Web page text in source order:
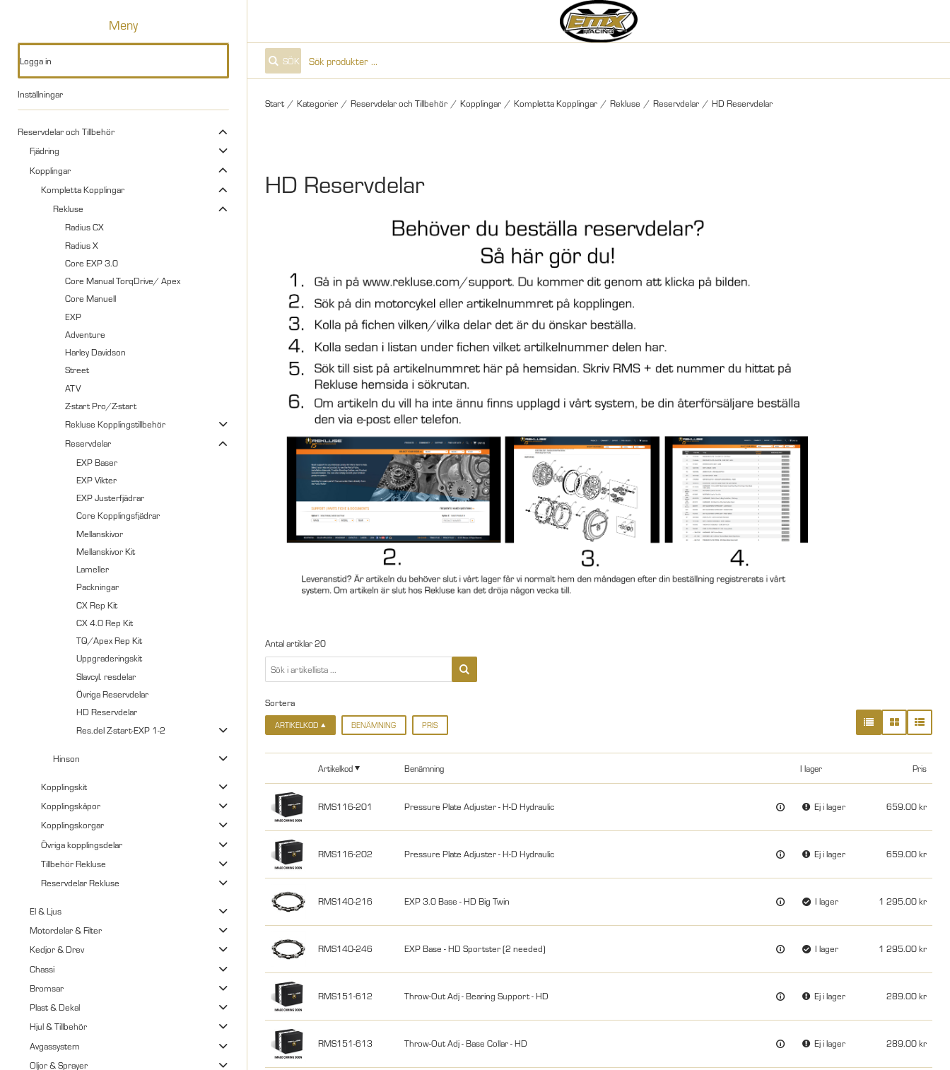
Meny
Logga in
Inställningar
Reservdelar och Tillbehör
Fjädring
Kopplingar
Kompletta Kopplingar
Rekluse
Radius CX
Radius X
Core EXP 3.0
Core Manual TorqDrive/ Apex
Core Manuell
EXP
Adventure
Harley Davidson
Street
ATV
Z-start Pro/Z-start
Rekluse Kopplingstillbehör
Reservdelar
EXP Baser
EXP Vikter
EXP Justerfjädrar
Core Kopplingsfjädrar
Mellanskivor
Mellanskivor Kit
Lameller
Packningar
CX Rep Kit
CX 4.0 Rep Kit
TQ/Apex Rep Kit
Uppgraderingskit
Slavcyl. resdelar
Övriga Reservdelar
HD Reservdelar
Res.del Z-start-EXP 1-2
Hinson
Kopplingskit
Kopplingskåpor
Kopplingskorgar
Övriga kopplingsdelar
Tillbehör Rekluse
Reservdelar Rekluse
El & Ljus
Motordelar & Filter
Kedjor & Drev
Chassi
Bromsar
Plast & Dekal
Hjul & Tillbehör
Avgassystem
Oljor & Sprayer
SÖK
Start / Kategorier / Reservdelar och Tillbehör / Kopplingar / Kompletta Kopplingar / Rekluse / Reservdelar / HD Reservdelar
HD Reservdelar
Antal artiklar20
Sortera
ARTIKELKOD BENÄMNING PRIS
Artikelkod Benämning I lager Pris
RMS116-201 Pressure Plate Adjuster - H-D Hydraulic Ej i lager 659.00
RMS116-202 Pressure Plate Adjuster - H-D Hydraulic Ej i lager 659.00
RMS140-216 EXP 3.0 Base - HD Big Twin I lager 1 295.00
RMS140-246 EXP Base - HD Sportster (2 needed) I lager 1 295.00
RMS151-612 Throw-Out Adj - Bearing Support - HD Ej i lager 289.00
RMS151-613 Throw-Out Adj - Base Collar - HD Ej i lager 289.00